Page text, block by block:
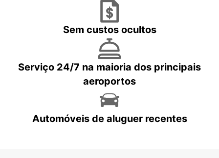
Sem custos ocultos
Serviço 24/7 na maioria dos principais
aeroportos
Automóveis de aluguer recentes